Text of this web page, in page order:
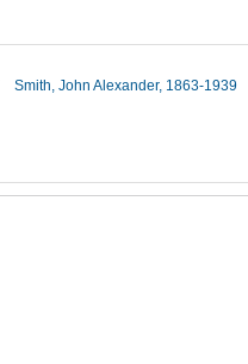
Smith, John Alexander, 1863-1939